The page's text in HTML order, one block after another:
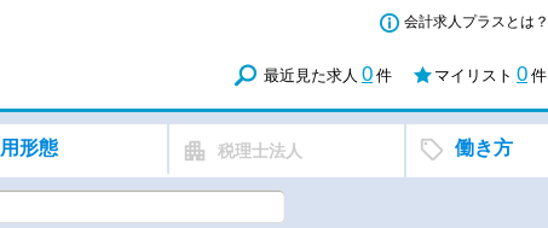
会計求人プラスとは？
最近見た求人 0 件 マイリスト 0 件
形態 税理士法人 働き方